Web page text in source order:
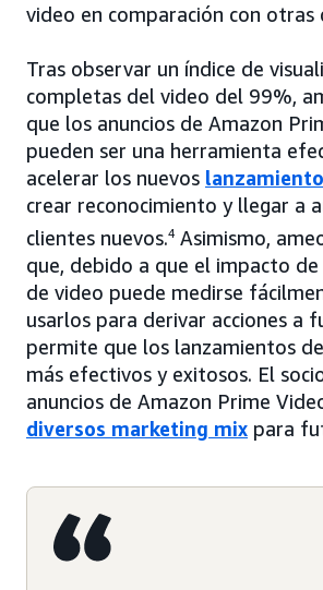
video en comparación con otras
Tras observar un índice de
completas del video del 99%,
que los anuncios de Amazon
pueden ser una herramienta
acelerar los nuevos
crear reconocimiento y llegar a
clientes nuevos.4 Asimismo,
que, debido a que el impacto de
de video puede medirse
usarlos para derivar acciones a
permite que los lanzamientos
más efectivos y exitosos. El
anuncios de Amazon Prime
diversos marketing mix para